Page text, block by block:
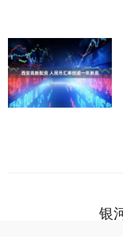
银